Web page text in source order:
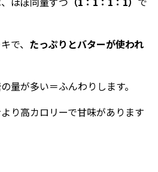
で、 たっぷりとバターが使われ
量が多い＝ふんわりします。
り高カロリーで甘味があります